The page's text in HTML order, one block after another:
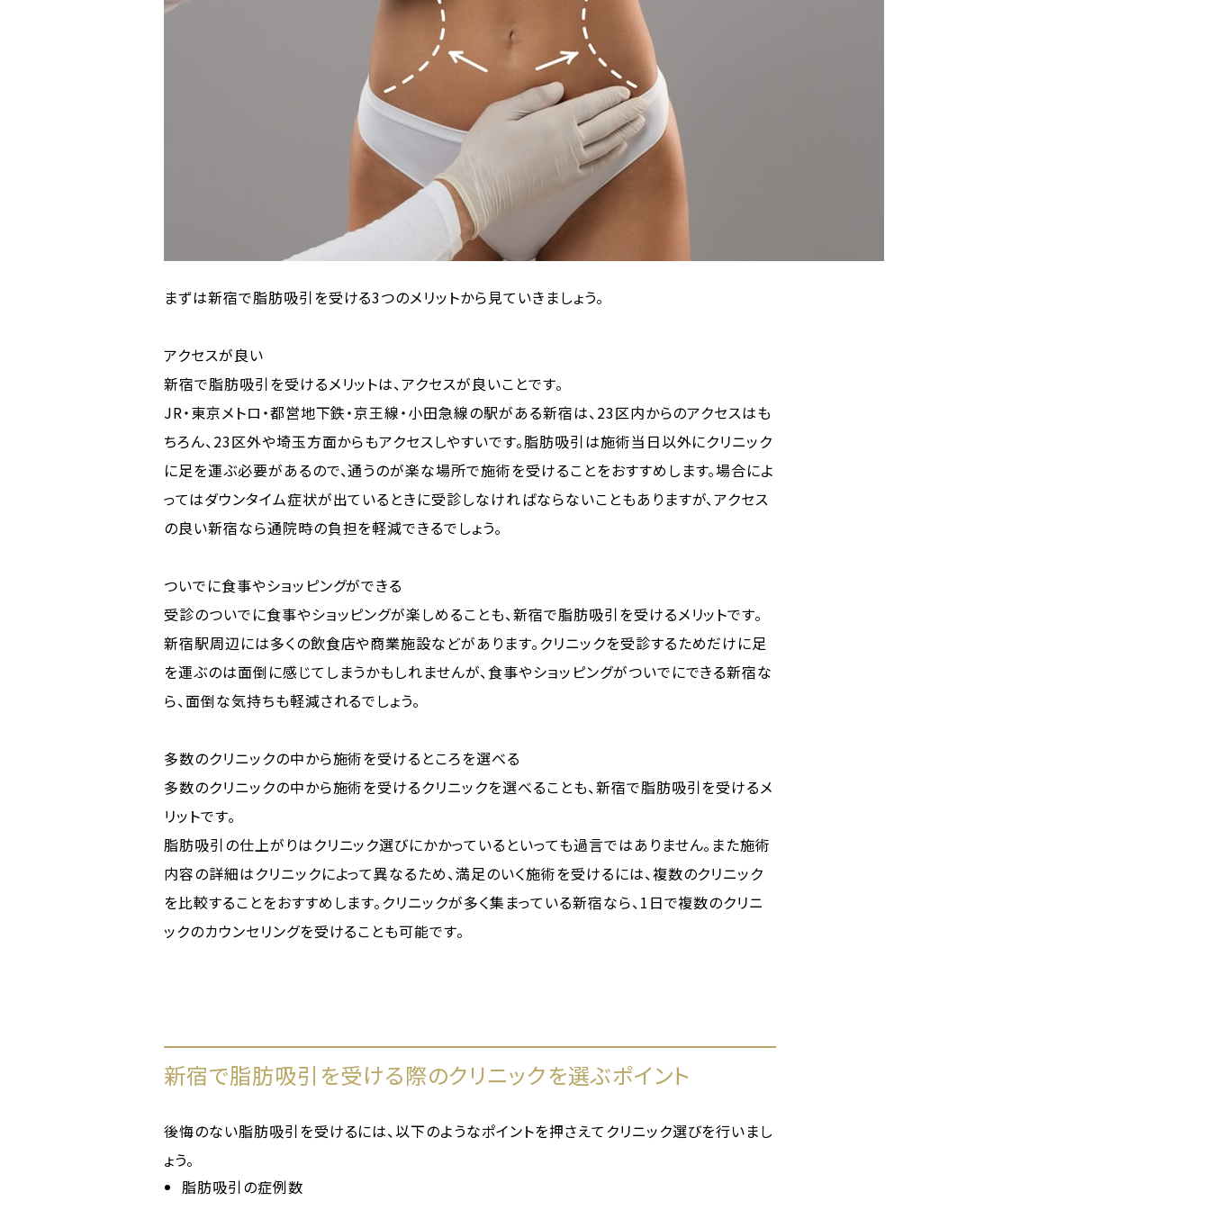
まずは新宿で脂肪吸引を受ける3つのメリットから見ていきましょう。
アクセスが良い
新宿で脂肪吸引を受けるメリットは、アクセスが良いことです。
JR・東京メトロ・都営地下鉄・京王線・小田急線の駅がある新宿は、23区内からのアクセスはも
ちろん、23区外や埼玉方面からもアクセスしやすいです。脂肪吸引は施術当日以外にクリニック
に足を運ぶ必要があるので、通うのが楽な場所で施術を受けることをおすすめします。場合によ
ってはダウンタイム症状が出ているときに受診しなければならないこともありますが、アクセス
の良い新宿なら通院時の負担を軽減できるでしょう。
ついでに食事やショッピングができる
受診のついでに食事やショッピングが楽しめることも、新宿で脂肪吸引を受けるメリットです。
新宿駅周辺には多くの飲食店や商業施設などがあります。クリニックを受診するためだけに足
を運ぶのは面倒に感じてしまうかもしれませんが、食事やショッピングがついでにできる新宿な
ら、面倒な気持ちも軽減されるでしょう。
多数のクリニックの中から施術を受けるところを選べる
多数のクリニックの中から施術を受けるクリニックを選べることも、新宿で脂肪吸引を受けるメ
リットです。
脂肪吸引の仕上がりはクリニック選びにかかっているといっても過言ではありません。また施術
内容の詳細はクリニックによって異なるため、満足のいく施術を受けるには、複数のクリニック
を比較することをおすすめします。クリニックが多く集まっている新宿なら、1日で複数のクリニ
ックのカウンセリングを受けることも可能です。
新宿で脂肪吸引を受ける際のクリニックを選ぶポイント
後悔のない脂肪吸引を受けるには、以下のようなポイントを押さえてクリニック選びを行いまし
ょう。
脂肪吸引の症例数